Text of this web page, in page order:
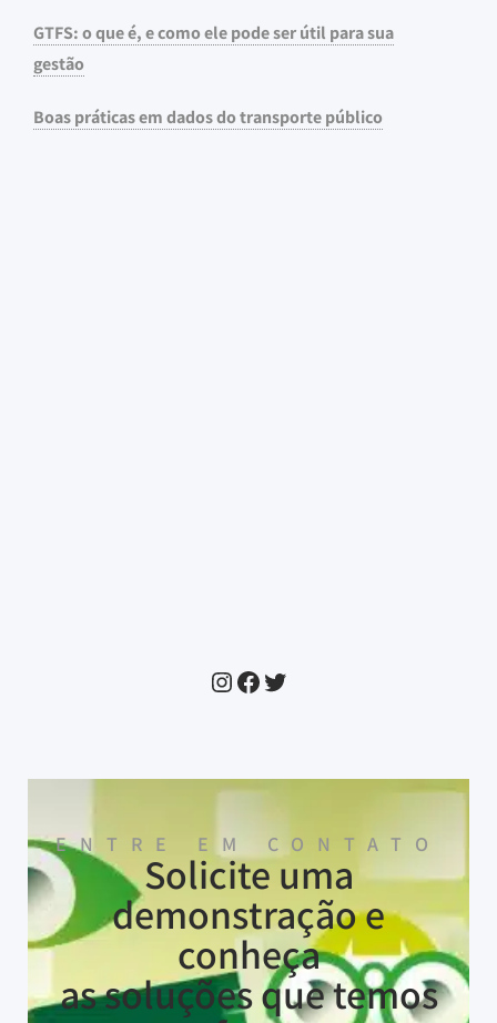
GTFS: o que é, e como ele pode ser útil para sua
gestão
Boas práticas em dados do transporte público
ENTRE EM CONTATO
Solicite uma
demonstração e
conheça
as soluções que temos